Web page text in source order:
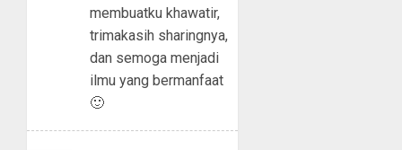
membuatku khawatir,
trimakasih sharingnya,
dan semoga menjadi
ilmu yang bermanfaat
🙂